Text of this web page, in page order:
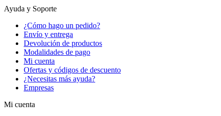
Ayuda y Soporte
¿Cómo hago un pedido?
Envío y entrega
Devolución de productos
Modalidades de pago
Mi cuenta
Ofertas y códigos de descuento
¿Necesitas más ayuda?
Empresas
Mi cuenta